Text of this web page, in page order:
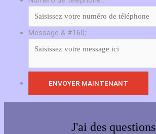
Message & #160;:
J'ai des questions